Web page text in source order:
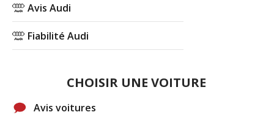
Avis Audi
Fiabilité Audi
CHOISIR UNE VOITURE
Avis voitures